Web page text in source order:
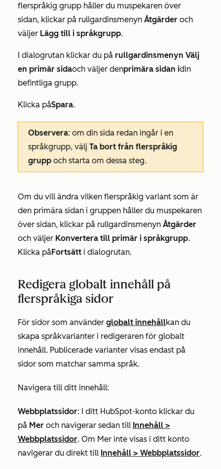
flerspråkig grupp håller du muspekaren över
sidan, klickar på rullgardinsmenyn Åtgärder och
väljer Lägg till i språkgrupp.
I dialogrutan klickar du på rullgardinsmenyn Välj
en primär sidaoch väljer denprimära sidan idin
befintliga grupp.
Klicka påSpara.
Observera: om din sida redan ingår i en
språkgrupp, välj Ta bort från flerspråkig
grupp och starta om dessa steg.
Om du vill ändra vilken flerspråkig variant som är
den primära sidan i gruppen håller du muspekaren
över sidan, klickar på rullgardinsmenyn Åtgärder
och väljer Konvertera till primär i språkgrupp.
Klicka påFortsätt i dialogrutan.
Redigera globalt innehåll på
flerspråkiga sidor
För sidor som använder globalt innehållkan du
skapa språkvarianter i redigeraren för globalt
innehåll. Publicerade varianter visas endast på
sidor som matchar samma språk.
Navigera till ditt innehåll:
Webbplatssidor: I ditt HubSpot-konto klickar du
på Mer och navigerar sedan till Innehåll >
Webbplatssidor. Om Mer inte visas i ditt konto
navigerar du direkt till Innehåll > Webbplatssidor.